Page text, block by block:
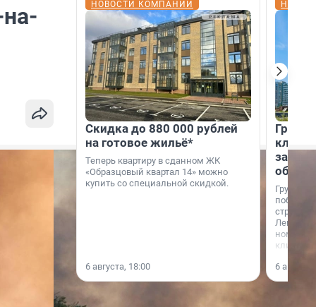
НОВОСТИ КОМПАНИЙ
Скидка до 880 000 рублей
на готовое жильё*
Теперь квартиру в сданном ЖК
«Образцовый квартал 14» можно
купить со специальной скидкой.
6 августа, 18:00
Группа
области».
6